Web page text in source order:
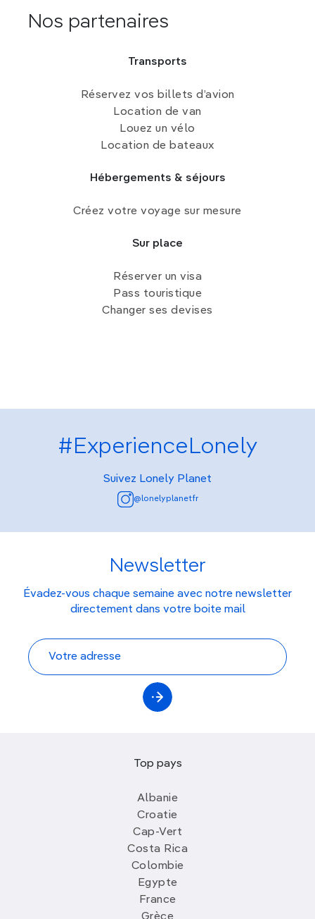
Nos partenaires
Transports
Réservez vos billets d’avion
Location de van
Louez un vélo
Location de bateaux
Hébergements & séjours
Créez votre voyage sur mesure
Sur place
Réserver un visa
Pass touristique
Changer ses devises
#ExperienceLonely
Suivez Lonely Planet
@lonelyplanetfr
Newsletter
Évadez-vous chaque semaine avec notre newsletter
directement dans votre boite mail
Top pays
Albanie
Croatie
Cap-Vert
Costa Rica
Colombie
Egypte
France
Grèce